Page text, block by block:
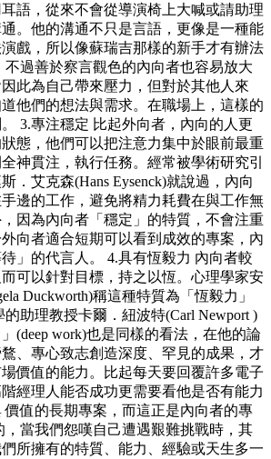
語，從來不會從導演椅上大喊或請助理
。他的溝通不只是言語，更像是一種能
戲，所以像蘇瑞吉那樣的新手才有辦法
過善於察言觀色的內向者也容易放大
此為自己帶來壓力，但對於其他人來
他們的想法與需求。在職場上，這樣的
3.專注穩定 比起外向者，內向的人更
態，他們可以把注意力集中於眼前最重
神貫注，執行任務。經常被學術研究引
．艾克森(Hans Eysenck)就說過，內向
邊的工作，避免將精力耗費在與工作無
因為內向者「穩定」的特質，不會注重
向者適合短期可以看到成效的專案，內
」的代言人。 4.具有恆毅力 內向者較
可以針對目標，持之以恆。心理學家安
Duckworth)稱這種特質為「恆毅力」
助理教授卡爾．紐波特(Carl Newport )
(deep work)也是同樣的看法，在他的論
、專心致志創造深度、罕見的成果，才
價值的能力。比起每天要回覆許多電子
經理人能否成功更需要看他是否有能力
價值的長期專案，而這正是內向者的專
，當我們怨嘆自己遭遇艱難挑戰時，其
所擁有的特質、能力、經驗或天生多一